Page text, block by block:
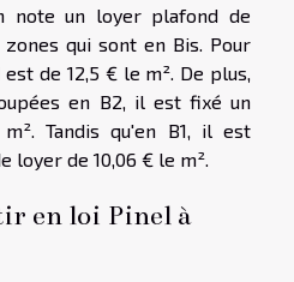
note un loyer plafond de
qui sont en Bis. Pour
de 12,5 € le m². De plus,
en B2, il est fixé un
Tandis qu'en B1, il est
loyer de 10,06 € le m².
en loi Pinel à